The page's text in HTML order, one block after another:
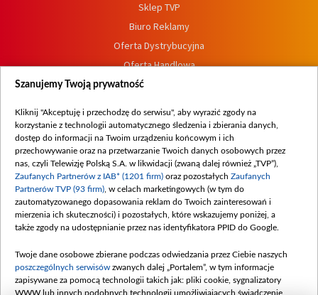
Sklep TVP
Biuro Reklamy
Oferta Dystrybucyjna
Oferta Handlowa
Dostępność
Procedura zgłoszeń wewnętrznych
Szanujemy Twoją prywatność
Kliknij "Akceptuję i przechodzę do serwisu", aby wyrazić zgody na
korzystanie z technologii automatycznego śledzenia i zbierania danych,
dostęp do informacji na Twoim urządzeniu końcowym i ich
przechowywanie oraz na przetwarzanie Twoich danych osobowych przez
nas, czyli Telewizję Polską S.A. w likwidacji (zwaną dalej również „TVP”),
Zaufanych Partnerów z IAB* (1201 firm) oraz pozostałych Zaufanych
Partnerów TVP (93 firm) , w celach marketingowych (w tym do
zautomatyzowanego dopasowania reklam do Twoich zainteresowań i
mierzenia ich skuteczności) i pozostałych, które wskazujemy poniżej, a
także zgody na udostępnianie przez nas identyfikatora PPID do Google.
Twoje dane osobowe zbierane podczas odwiedzania przez Ciebie naszych
poszczególnych serwisów zwanych dalej „Portalem”, w tym informacje
zapisywane za pomocą technologii takich jak: pliki cookie, sygnalizatory
WWW lub innych podobnych technologii umożliwiających świadczenie